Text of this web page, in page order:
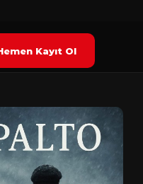
Kayıt Ol